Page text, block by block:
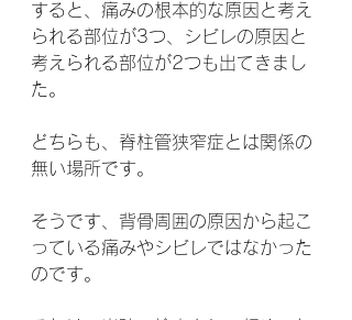
すると、痛みの根本的な原因と考え
られる部位が3つ、シビレの原因と
考えられる部位が2つも出てきまし
た。
どちらも、脊柱管狭窄症とは関係の
無い場所です。
そうです、背骨周囲の原因から起こ
っている痛みやシビレではなかった
のです。